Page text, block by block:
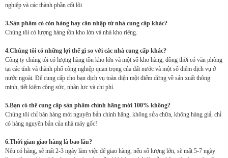
nghiệp và các thành phần cốt lõi
3.Sản phẩm có còn hàng hay cần nhập từ nhà cung cấp khác?
Chúng tôi có lượng hàng tồn kho lớn và nhà kho riêng.
4.Chúng tôi có những lợi thế gì so với các nhà cung cấp khác?
Công ty chúng tôi có lượng hàng tồn kho lớn và một số kho hàng, đồng thời có văn phòng
tại các tỉnh và thành phố công nghiệp quan trọng của đất nước và một số điểm dịch vụ ở
nước ngoài. Để cung cấp cho bạn dịch vụ toàn diện một điểm dừng về sản xuất thông
minh, tiết kiệm công sức, nhân lực và chi phí.
5.Bạn có thể cung cấp sản phẩm chính hãng mới 100% không?
Chúng tôi chỉ bán hàng mới nguyên bản chính hãng, không sửa chữa, không hàng giả, chỉ
có hàng nguyên bản của nhà máy gốc!
6.Thời gian giao hàng là bao lâu?
Nếu có hàng, sẽ mất 2-3 ngày làm việc để giao hàng, nếu số lượng lớn, sẽ mất 5-7 ngày